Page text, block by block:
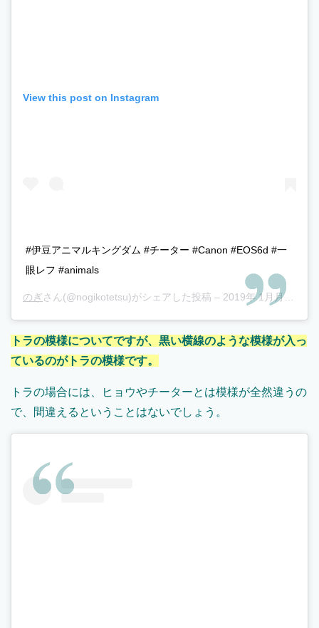
View this post on Instagram
#伊豆アニマルキングダム #チーター #Canon #EOS6d #一
眼レフ #animals
のぎさん(@nogikotetsu)がシェアした投稿 – 2019年 1月月19日午後11時19分PST
トラの模様についてですが、黒い横線のような模様が入っ
ているのがトラの模様です。
トラの場合には、ヒョウやチーターとは模様が全然違うの
で、間違えるということはないでしょう。